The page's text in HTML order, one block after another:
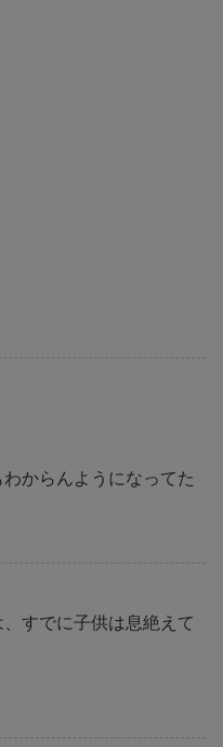
からんようになってた
すでに子供は息絶えて